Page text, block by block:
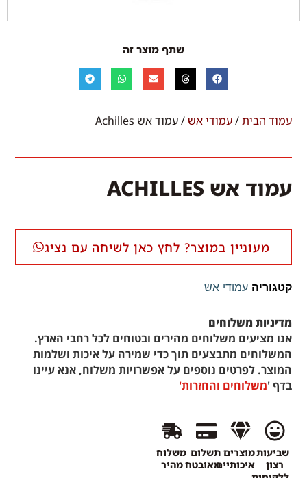
עמוד הבית/עמודי אש / עמוד אש Achilles
עמוד אש ACHILLES
מעוניין במוצר? לחץ כאן לשיחה עם נציג
קטגוריה עמודי אש
מדיניות משלוחים
אנו מציעים משלוחים מהירים ובטוחים לכל רחבי הארץ.
המשלוחים מתבצעים תוך כדי שמירה על איכות ושלמות
המוצר. לפרטים נוספים על אפשרויות משלוח, אנא עיינו
בדף 'משלוחים והחזרות'
שביעות
רצון
מוצרים
איכותיים
תשלום
מאובטח
משלוח
מהיר
שתף מוצר זה